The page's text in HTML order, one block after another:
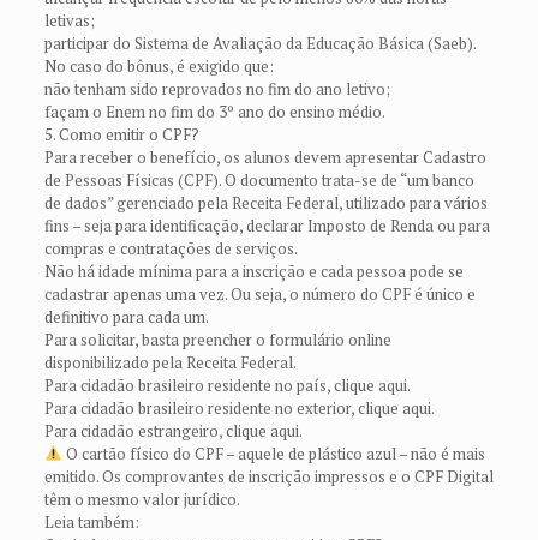
letivas;
participar do Sistema de Avaliação da Educação Básica (Saeb).
No caso do bônus, é exigido que:
não tenham sido reprovados no fim do ano letivo;
façam o Enem no fim do 3º ano do ensino médio.
5. Como emitir o CPF?
Para receber o benefício, os alunos devem apresentar Cadastro
de Pessoas Físicas (CPF). O documento trata-se de “um banco
de dados” gerenciado pela Receita Federal, utilizado para vários
fins – seja para identificação, declarar Imposto de Renda ou para
compras e contratações de serviços.
Não há idade mínima para a inscrição e cada pessoa pode se
cadastrar apenas uma vez. Ou seja, o número do CPF é único e
definitivo para cada um.
Para solicitar, basta preencher o formulário online
disponibilizado pela Receita Federal.
Para cidadão brasileiro residente no país, clique aqui.
Para cidadão brasileiro residente no exterior, clique aqui.
Para cidadão estrangeiro, clique aqui.
O cartão físico do CPF – aquele de plástico azul – não é mais
emitido. Os comprovantes de inscrição impressos e o CPF Digital
têm o mesmo valor jurídico.
Leia também: